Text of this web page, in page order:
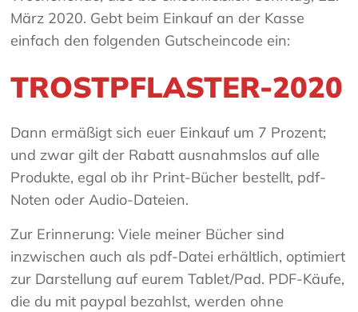
März 2020. Gebt beim Einkauf an der Kasse
einfach den folgenden Gutscheincode ein:
TROSTPFLASTER-2020
Dann ermäßigt sich euer Einkauf um 7 Prozent;
und zwar gilt der Rabatt ausnahmslos auf alle
Produkte, egal ob ihr Print-Bücher bestellt, pdf-
Noten oder Audio-Dateien.
Zur Erinnerung: Viele meiner Bücher sind
inzwischen auch als pdf-Datei erhältlich, optimiert
zur Darstellung auf eurem Tablet/Pad. PDF-Käufe,
die du mit paypal bezahlst, werden ohne